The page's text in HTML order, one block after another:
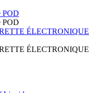
POD
POD
ÉLECTRONIQUE
ÉLECTRONIQUE